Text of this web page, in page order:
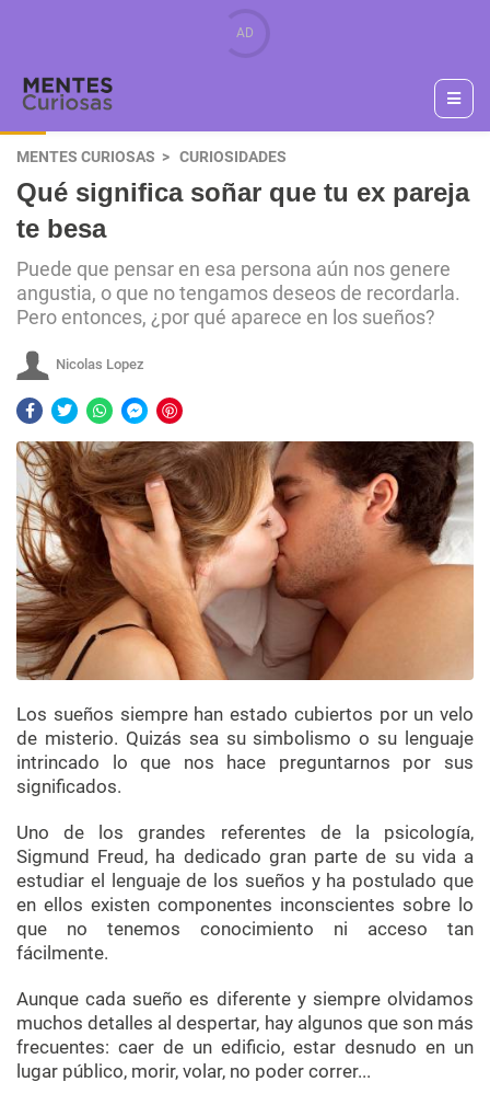
MENTES CURIOSAS CURIOSIDADES
Qué significa soñar que tu ex pareja
te besa
Puede que pensar en esa persona aún nos genere
angustia, o que no tengamos deseos de recordarla.
Pero entonces, ¿por qué aparece en los sueños?
Nicolas Lopez
Los sueños siempre han estado cubiertos por un velo
de misterio. Quizás sea su simbolismo o su lenguaje
intrincado lo que nos hace preguntarnos por sus
significados.
Uno de los grandes referentes de la psicología,
Sigmund Freud, ha dedicado gran parte de su vida a
estudiar el lenguaje de los sueños y ha postulado que
en ellos existen componentes inconscientes sobre lo
que no tenemos conocimiento ni acceso tan
fácilmente.
Aunque cada sueño es diferente y siempre olvidamos
muchos detalles al despertar, hay algunos que son más
frecuentes: caer de un edificio, estar desnudo en un
lugar público, morir, volar, no poder correr...